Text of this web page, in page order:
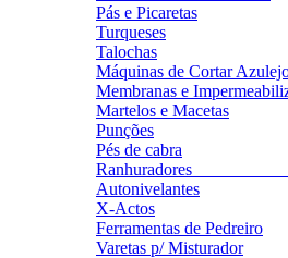
Pás e Picaretas
Turqueses
Talochas
Máquinas de Cortar
Membranas e
Martelos e Macetas
Punções
Pés de cabra
Ranhuradores
Autonivelantes
X-Actos
Ferramentas de Pedreiro
Varetas p/ Misturador